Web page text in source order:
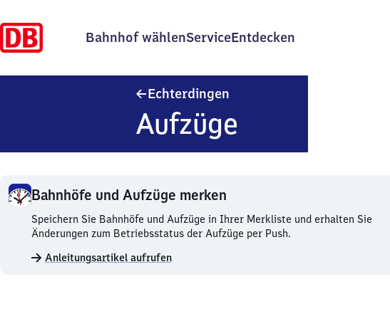
Bahnhof wählenServiceEntdecken
Echterdingen
Aufzüge
Bahnhöfe und Aufzüge merken
Bahnhöfe
und
merken.
Speichern Sie Bahnhöfe und Aufzüge in Ihrer Merkliste und erhalten Sie
Änderungen zum Betriebsstatus der Aufzüge per Push.
Anleitungsartikel aufrufen